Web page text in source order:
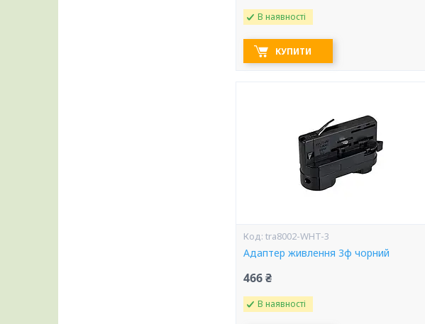
В наявності
КУПИТИ
tra8002-WHT-3
Адаптер живлення 3ф чорний
466 ₴
В наявності